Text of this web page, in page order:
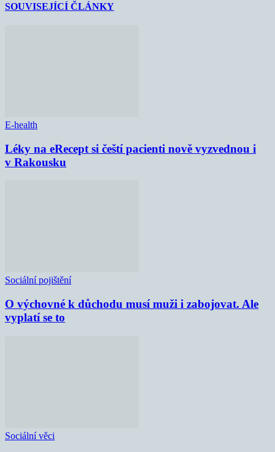
SOUVISEJÍCÍ ČLÁNKY
E-health
Léky na eRecept si čeští pacienti nově vyzvednou i
v Rakousku
Sociální pojištění
O výchovné k důchodu musí muži i zabojovat. Ale
vyplatí se to
Sociální věci